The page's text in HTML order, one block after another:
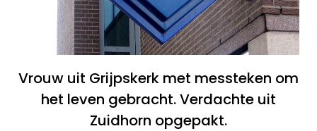
Vrouw uit Grijpskerk met messteken om
het leven gebracht. Verdachte uit
Zuidhorn opgepakt.